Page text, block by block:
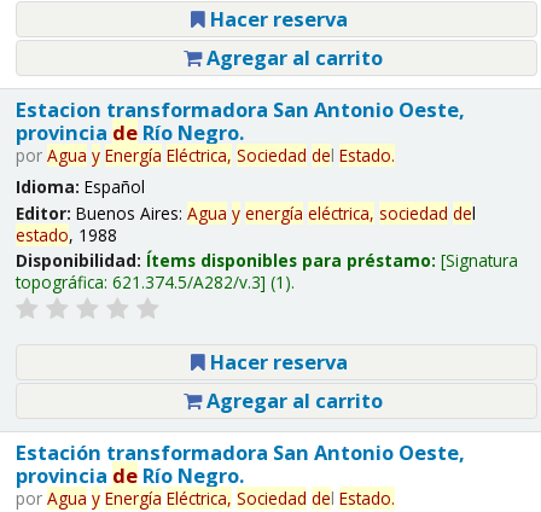
Hacer reserva
Agregar al carrito
Estacion transformadora San Antonio Oeste,
provincia deRío Negro.
por Agua y Energía Eléctrica, Sociedad del Estado.
Idioma: Español
Editor: Buenos Aires: Agua y energía eléctrica, sociedad del
estado, 1988
Disponibilidad: Ítems disponibles para préstamo: Signatura
topográfica: 621.374.5/A282/v.3 (1).
Hacer reserva
Agregar al carrito
Estación transformadora San Antonio Oeste,
provincia deRío Negro.
por Agua y Energía Eléctrica, Sociedad del Estado.